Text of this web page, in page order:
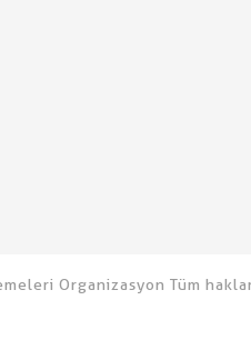
Organizasyon Tüm hakları